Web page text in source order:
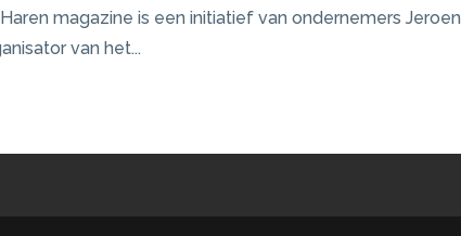
magazine is een initiatief van ondernemers Jeroen
van het...